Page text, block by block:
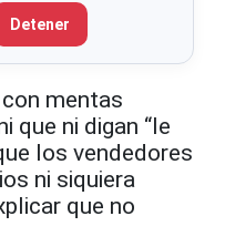
Detener
mentas
que ni digan “le
los vendedores
ni siquiera
que no